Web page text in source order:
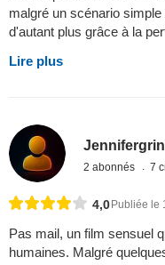
malgré un scénario
d'autant plus grâce à la
Lire plus
2 abonnés 7
4,0Publiée le
Pas mail, un film sensuel
humaines. Malgré